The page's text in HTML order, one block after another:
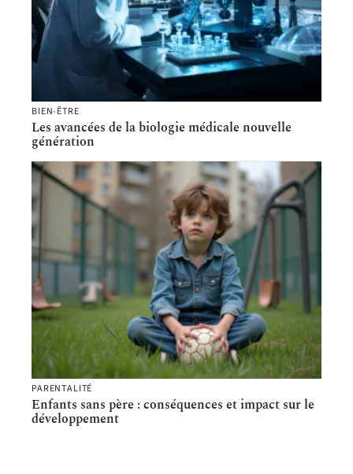
BIEN-ÊTRE
Les avancées de la biologie médicale nouvelle
génération
PARENTALITÉ
Enfants sans père : conséquences et impact sur le
développement